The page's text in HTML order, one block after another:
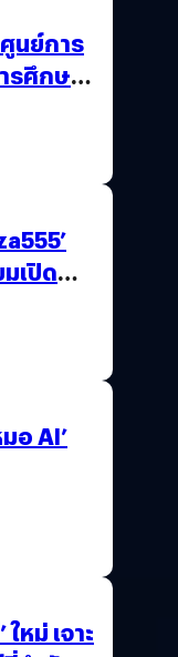
นย์การ
รศึกษา
มเปิด
อ AI’
หม่ เจาะ